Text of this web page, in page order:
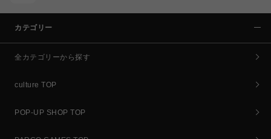
カテゴリー
全カテゴリーから探す
culture TOP
POP-UP SHOP TOP